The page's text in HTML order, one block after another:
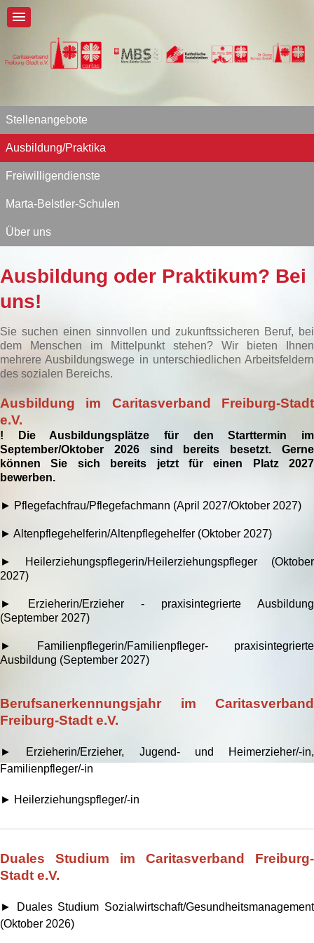
Stellenangebote
Ausbildung/Praktika
Freiwilligendienste
Marta-Belstler-Schulen
Über uns
Ausbildung oder Praktikum? Bei
uns!
Sie suchen einen sinnvollen und zukunftssicheren Beruf, bei
dem Menschen im Mittelpunkt stehen? Wir bieten Ihnen
mehrere Ausbildungswege in unterschiedlichen Arbeitsfeldern
des sozialen Bereichs.
Ausbildung im Caritasverband Freiburg-Stadt
e.V.
! Die Ausbildungsplätze für den Starttermin im
September/Oktober 2026 sind bereits besetzt. Gerne
können Sie sich bereits jetzt für einen Platz 2027
bewerben.
► Pflegefachfrau/Pflegefachmann (April 2027/Oktober 2027)
► Altenpflegehelferin/Altenpflegehelfer (Oktober 2027)
► Heilerziehungspflegerin/Heilerziehungspfleger (Oktober
2027)
►
Erzieherin/Erzieher - praxisintegrierte Ausbildung
(September 2027)
► Familienpflegerin/Familienpfleger- praxisintegrierte
Ausbildung (September 2027)
Berufsanerkennungsjahr im Caritasverband
Freiburg-Stadt e.V.
► Erzieherin/Erzieher, Jugend- und Heimerzieher/-in,
Familienpfleger/-in
► Heilerziehungspfleger/-in
Duales Studium im Caritasverband Freiburg-
Stadt e.V.
► Duales Studium Sozialwirtschaft/Gesundheitsmanagement
(Oktober 2026)